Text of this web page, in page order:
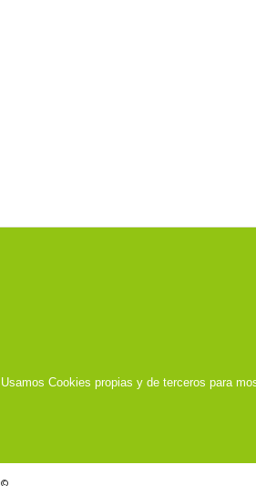
Usamos Cookies propias y de terceros para
©